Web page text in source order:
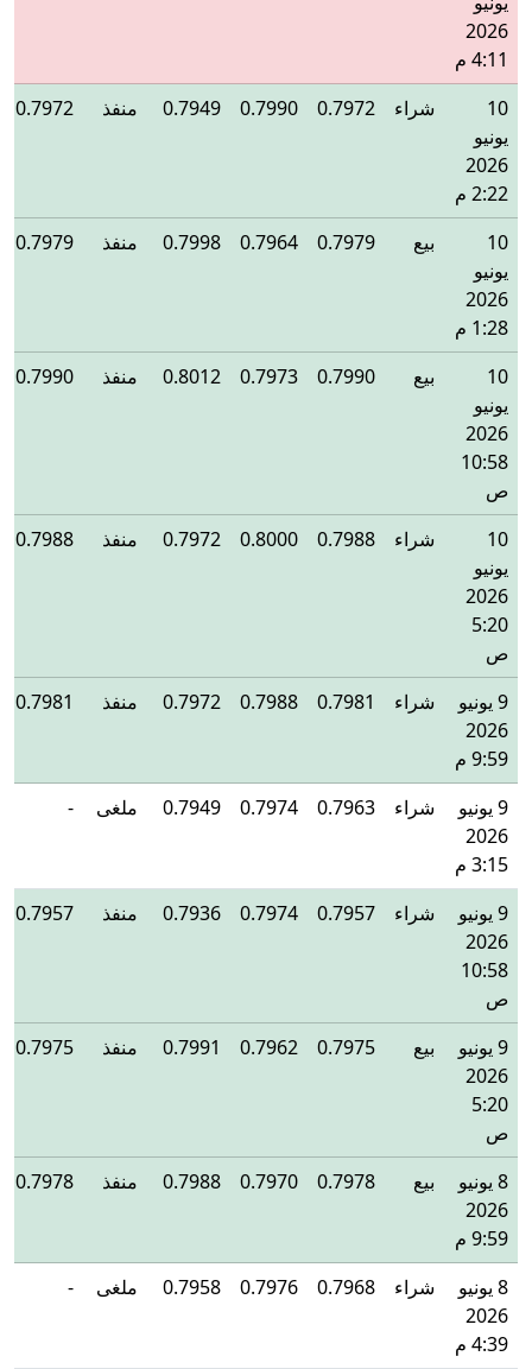
2026
4:11 م
10
يونيو
2026
2:22 م
شراء 0.7972
0.7990
0.7949 منفذ 0.7972
10
يونيو
2026
1:28 م
بيع 0.7979
0.7964
0.7998 منفذ 0.7979
10
يونيو
2026
10:58
ص
بيع 0.7990
0.7973
0.8012 منفذ 0.7990
10
يونيو
2026
5:20
ص
شراء 0.7988
0.8000
0.7972 منفذ 0.7988
9 يونيو
2026
9:59 م
شراء 0.7981
0.7988
0.7972 منفذ 0.7981
9 يونيو
2026
3:15 م
شراء 0.7963
0.7974
0.7949 ملغى -
9 يونيو
2026
10:58
ص
شراء 0.7957
0.7974
0.7936 منفذ 0.7957
9 يونيو
2026
5:20
ص
بيع 0.7975
0.7962
0.7991 منفذ 0.7975
8 يونيو
2026
9:59 م
بيع 0.7978
0.7970
0.7988 منفذ 0.7978
8 يونيو
2026
4:39 م
شراء 0.7968
0.7976
0.7958 ملغى -